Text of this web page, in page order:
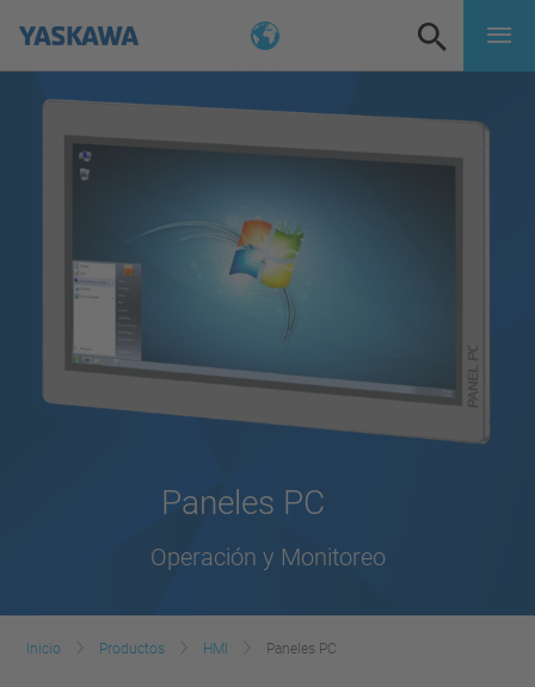
Paneles PC
Operación y Monitoreo
Inicio Productos HMI Paneles PC